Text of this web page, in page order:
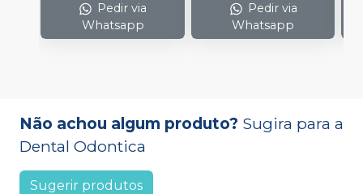
Pedir via
Whatsapp
Pedir via
Whatsapp
Não achou algum produto? Sugira para a
Dental Odontica
Sugerir produtos